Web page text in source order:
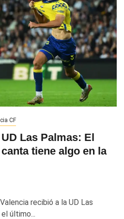
CF
Las Palmas: El
tiene algo en la
recibió a la UD Las
último...